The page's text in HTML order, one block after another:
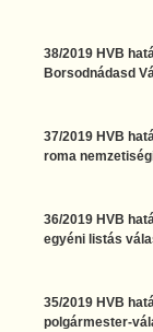
38/2019 HVB
Borsodnádasd
37/2019 HVB
roma
36/2019 HVB
egyéni listás
35/2019 HVB
polgármester-